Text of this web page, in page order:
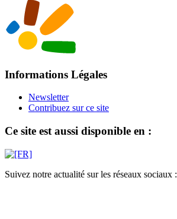
Informations Légales
Newsletter
Contribuez sur ce site
Ce site est aussi disponible en :
Suivez notre actualité sur les réseaux sociaux :